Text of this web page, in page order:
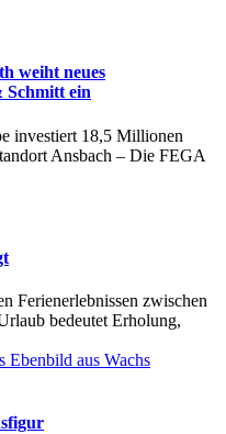
weiht neues
Schmitt ein
investiert 18,5 Millionen
Ansbach – Die FEGA
Ferienerlebnissen zwischen
bedeutet Erholung,